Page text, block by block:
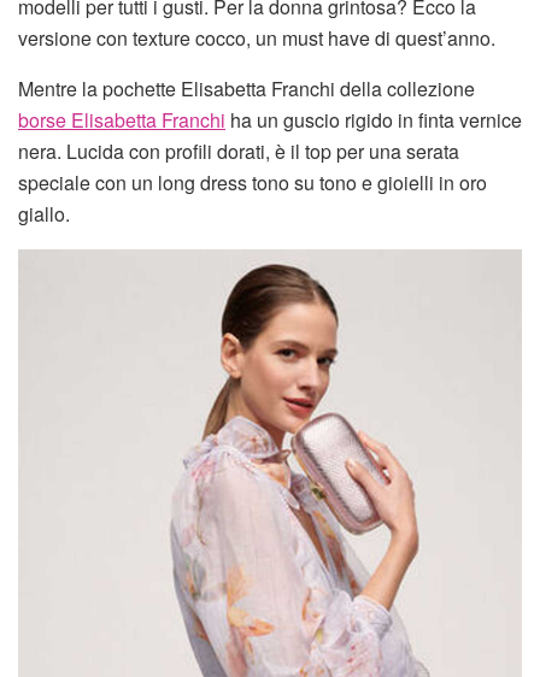
modelli per tutti i gusti. Per la donna grintosa? Ecco la
versione con texture cocco, un must have di quest’anno.
Mentre la pochette Elisabetta Franchi della collezione
borse Elisabetta Franchi ha un guscio rigido in finta vernice
nera. Lucida con profili dorati, è il top per una serata
speciale con un long dress tono su tono e gioielli in oro
giallo.